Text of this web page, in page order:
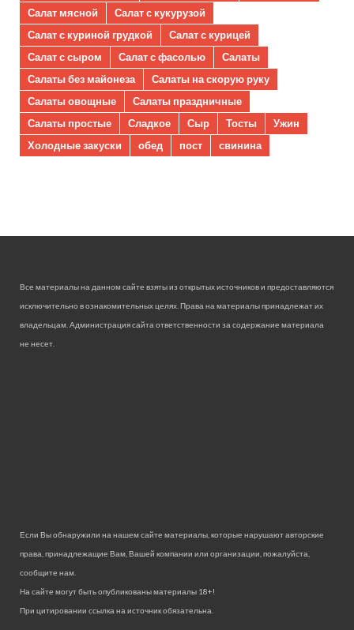
Салат мясной
Салат с кукурузой
Салат с куриной грудкой
Салат с курицей
Салат с сыром
Салат с фасолью
Салаты
Салаты без майонеза
Салаты на скорую руку
Салаты овощные
Салаты праздничные
Салаты простые
Сладкое Сыр Тосты
Ужин
Холодные закуски
обед пост свинина
Все материалы на данном сайте взяты из открытых источников и предоставляются
исключительно в ознакомительных целях. Права на материалы принадлежат их
владельцам. Администрация сайта ответственности за содержание материала
не несет.
Если Вы обнаружили на нашем сайте материалы, которые нарушают авторские
права, принадлежащие Вам, Вашей компании или организации, пожалуйста,
сообщите нам.
На сайте могут быть опубликованы материалы 18+!
При цитировании ссылка на источник обязательна.